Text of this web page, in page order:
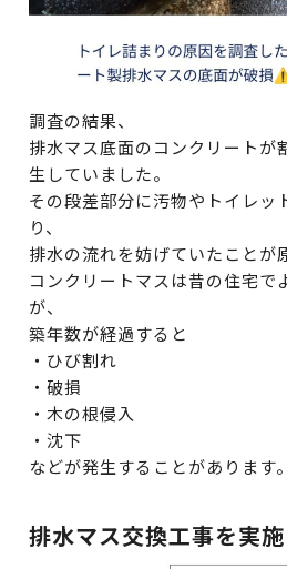
調査の結果、
排水マス底面のコンクリートが
生していました。
その段差部分に汚物やトイレッ
り、
排水の流れを妨げていたことが
コンクリートマスは昔の住宅で
が、
築年数が経過すると
・ひび割れ
・破損
・木の根侵入
・沈下
などが発生することがあります。
排水マス交換工事を実施